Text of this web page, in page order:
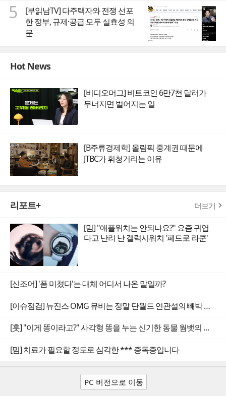
5
[부읽남TV] 다주택자와 전쟁 선포
한 정부, 규제·공급 모두 실효성 의
문
Hot News
[비디오머그] 비트코인 6만7천 달러가
무너지면 벌어지는 일
[B주류경제학] 올림픽 중계권 때문에
JTBC가 휘청거리는 이유
리포트+ 더보기
[밈] "애플워치는 안되나요?" 요즘 귀엽
다고 난리 난 갤럭시워치 '페드로 라쿤'
[신조어] '폼 미쳤다'는 대체 어디서 나온 말일까?
[이슈점검] 뉴진스 OMG 뮤비는 정말 단월드 연관설의 빼박 증거일까
[훗] "이게 똥이라고?" 사각형 똥을 누는 신기한 동물 웜뱃의 비밀
[밈] 치료가 필요할 정도로 심각한 *** 증독증입니다
PC 버전으로 이동